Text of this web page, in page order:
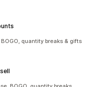
quantity breaks & gifts